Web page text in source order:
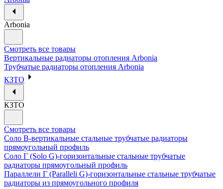
Arbonia
Смотреть все товары
Вертикальные радиаторы отопления Arbonia
Трубчатые радиаторы отопления Arbonia
КЗТО
КЗТО
Смотреть все товары
Соло В-вертикальные стальные трубчатые радиаторы
прямоугольный профиль
Соло Г (Solo G)-горизонтальные стальные трубчатые
радиаторы прямоугольный профиль
Параллели Г (Paralleli G)-горизонтальные стальные трубчатые
радиаторы из прямоугольного профиля